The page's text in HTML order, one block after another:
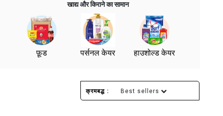
खाद्य और किराने का सामान
फ़ूड पर्सनल केयर हाउशोल्ड केयर
क्रमबद्ध : Best sellers